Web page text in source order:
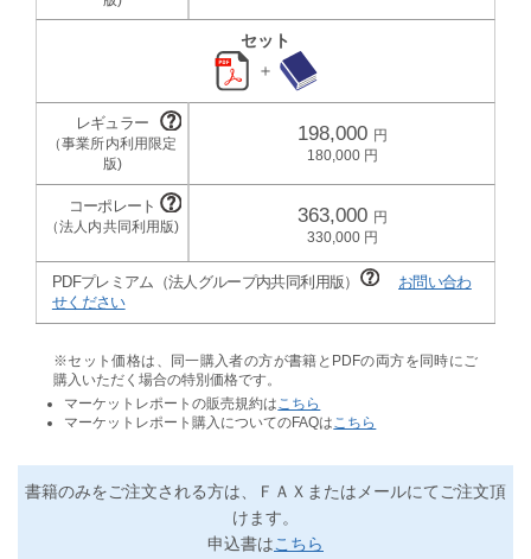
セット
＋
198,000
180,000
363,000
330,000
PDFプレミアム（法人グループ内共同利用版）
お問い合わ
せください
※セット価格は、同一購入者の方が書籍とPDFの両方を同時にご
購入いただく場合の特別価格です。
マーケットレポートの販売規約は こちら
マーケットレポート購入についてのFAQは こちら
書籍のみをご注文される方は、ＦＡＸまたはメールにてご注文頂
けます。
申込書はこちら